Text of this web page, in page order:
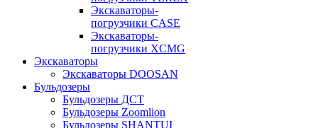
Экскаваторы-
погрузчики CASE
Экскаваторы-
погрузчики XCMG
Экскаваторы
Экскаваторы DOOSAN
Бульдозеры
Бульдозеры ДСТ
Бульдозеры Zoomlion
Бульдозеры SHANTUI